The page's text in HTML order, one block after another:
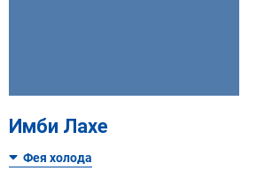
Имби Лахе
Фея холода